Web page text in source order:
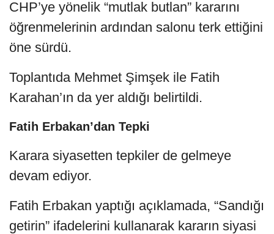
CHP’ye yönelik “mutlak butlan” kararını
öğrenmelerinin ardından salonu terk ettiğini
öne sürdü.
Toplantıda Mehmet Şimşek ile Fatih
Karahan’ın da yer aldığı belirtildi.
Fatih Erbakan’dan Tepki
Karara siyasetten tepkiler de gelmeye
devam ediyor.
Fatih Erbakan yaptığı açıklamada, “Sandığı
getirin” ifadelerini kullanarak kararın siyasi